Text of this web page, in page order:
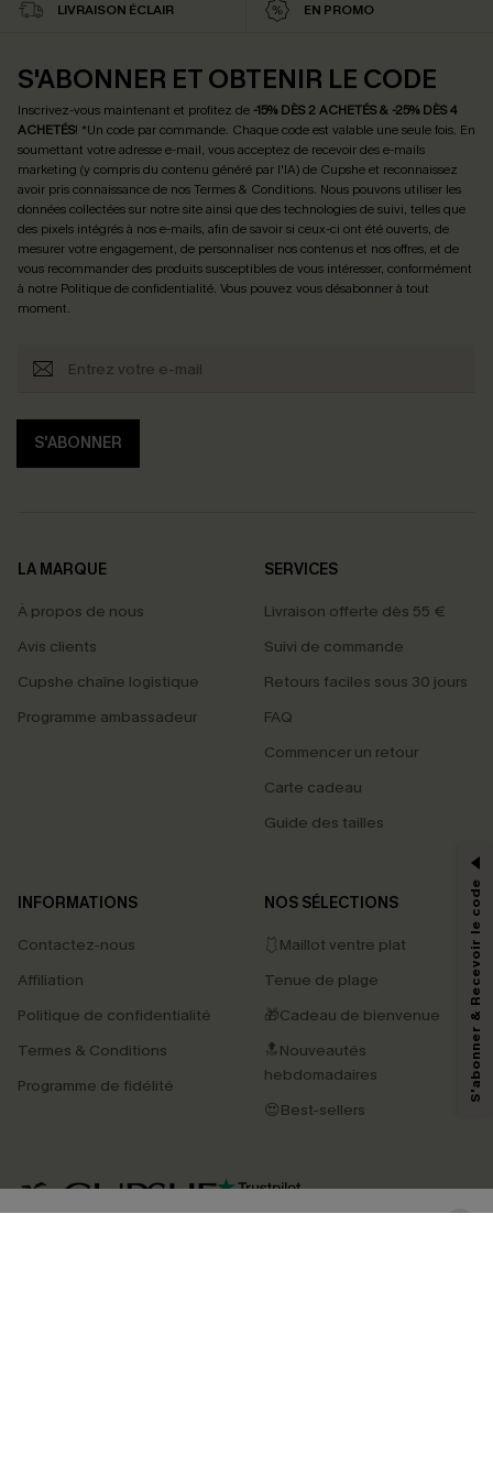
LIVRAISON ÉCLAIR EN PROMO
S'ABONNER ET OBTENIR LE CODE
Inscrivez-vous maintenant et profitez de -15% DÈS 2 ACHETÉS & -25% DÈS 4
ACHETÉS! *Un code par commande. Chaque code est valable une seule fois. En
soumettant votre adresse e-mail, vous acceptez de recevoir des e-mails
marketing (y compris du contenu généré par l'IA) de Cupshe et reconnaissez
avoir pris connaissance de nosTermes & Conditions. Nous pouvons utiliser les
données collectées sur notre site ainsi que des technologies de suivi, telles que
des pixels intégrés à nos e-mails, afin de savoir si ceux-ci ont été ouverts, de
mesurer votre engagement, de personnaliser nos contenus et nos offres, et de
vous recommander des produits susceptibles de vous intéresser, conformément
à notre Politique de confidentialité. Vous pouvez vous désabonner à tout
moment.
S'ABONNER
LA MARQUE
À propos de nous
Avis clients
Cupshe chaîne logistique
Programme ambassadeur
SERVICES
Livraison offerte dès 55 €
Suivi de commande
Retours faciles sous 30 jours
FAQ
Commencer un retour
Carte cadeau
Guide des tailles
INFORMATIONS
Contactez-nous
Affiliation
Politique de confidentialité
Termes & Conditions
Programme de fidélité
NOS SÉLECTIONS
🩱Maillot ventre plat
Tenue de plage
🎁Cadeau de bienvenue
🔝Nouveautés
hebdomadaires
😍Best-sellers
4.4
PROFITEZ DE -15%
marketing (y compris du contenu généré par l'IA) de Cupshe et
pouvons utiliser les données collectées sur notre site ainsi que des
savoir si ceux-ci ont été ouverts, de mesurer votre engagement, de
personnaliser nos contenus et nos offres, et de vous recommander des
produits susceptibles de vous intéresser, conformément à notre
Politique de
. Vous pouvez vous désabonner à tout moment.
S'abonner & Recevoir le code